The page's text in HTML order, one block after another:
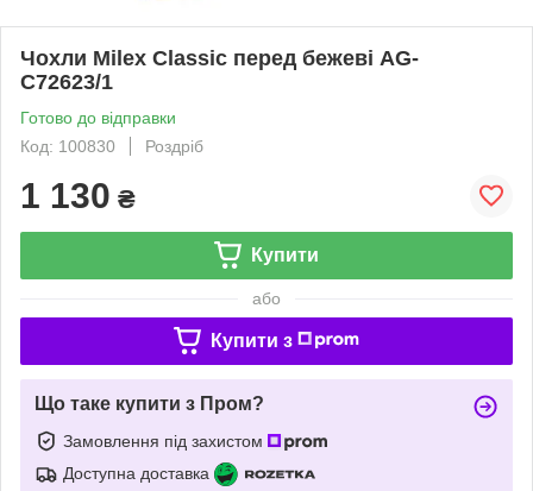
Чохли Milex Classic перед бежеві AG-
C72623/1
Готово до відправки
Код: 100830
Роздріб
1 130 ₴
Купити
або
Купити з
Що таке купити з Пром?
Замовлення під захистом
Доступна доставка